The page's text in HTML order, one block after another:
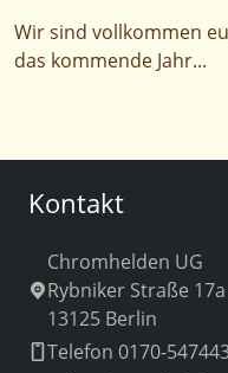
Wir sind vollkommen
das kommende Jahr...
Kontakt
Chromhelden UG
Rybniker Straße 17a
13125 Berlin
Telefon 0170-